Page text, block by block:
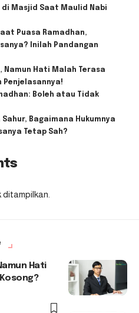
di Masjid Saat Maulid Nabi
Puasa Ramadhan,
Inilah Pandangan
Namun Hati Malah Terasa
Penjelasannya!
Boleh atau Tidak
Sahur, Bagaimana Hukumnya
Tetap Sah?
Hati